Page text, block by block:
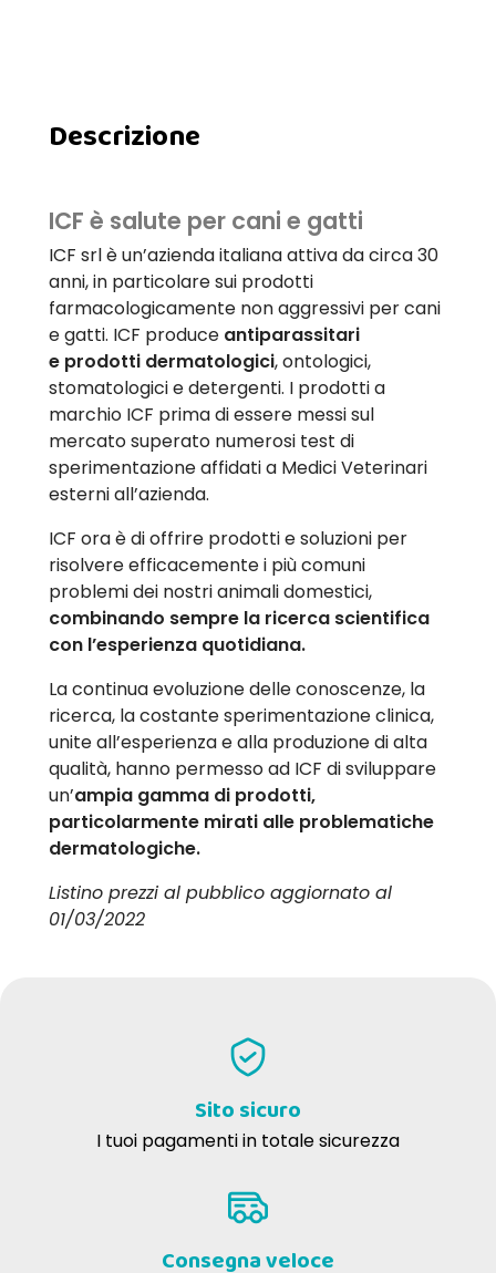
Descrizione
ICF è salute per cani e gatti
ICF srl è un’azienda italiana attiva da circa 30
anni, in particolare sui prodotti
farmacologicamente non aggressivi per cani
e gatti. ICF produce antiparassitari
e prodotti dermatologici, ontologici,
stomatologici e detergenti. I prodotti a
marchio ICF prima di essere messi sul
mercato superato numerosi test di
sperimentazione affidati a Medici Veterinari
esterni all’azienda.
ICF ora è di offrire prodotti e soluzioni per
risolvere efficacemente i più comuni
problemi dei nostri animali domestici,
combinando sempre la ricerca scientifica
con l’esperienza quotidiana.
La continua evoluzione delle conoscenze, la
ricerca, la costante sperimentazione clinica,
unite all’esperienza e alla produzione di alta
qualità, hanno permesso ad ICF di sviluppare
un’ampia gamma di prodotti,
particolarmente mirati alle problematiche
dermatologiche.
Listino prezzi al pubblico aggiornato al
01/03/2022
Sito sicuro
I tuoi pagamenti in totale sicurezza
Consegna veloce